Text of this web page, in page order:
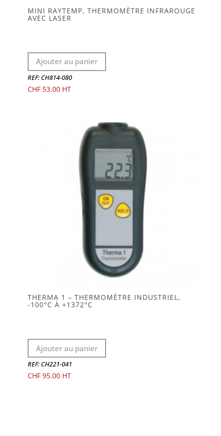
MINI RAYTEMP, THERMOMÈTRE INFRAROUGE
AVEC LASER
Ajouter au panier
REF: CH814-080
CHF53.00
THERMA 1 – THERMOMÈTRE INDUSTRIEL,
-100°C À +1372°C
Ajouter au panier
REF: CH221-041
CHF95.00